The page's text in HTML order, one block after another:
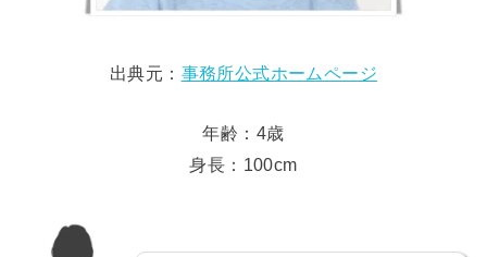
出典元： 事務所公式ホームページ
年齢：4歳
身長：100cm